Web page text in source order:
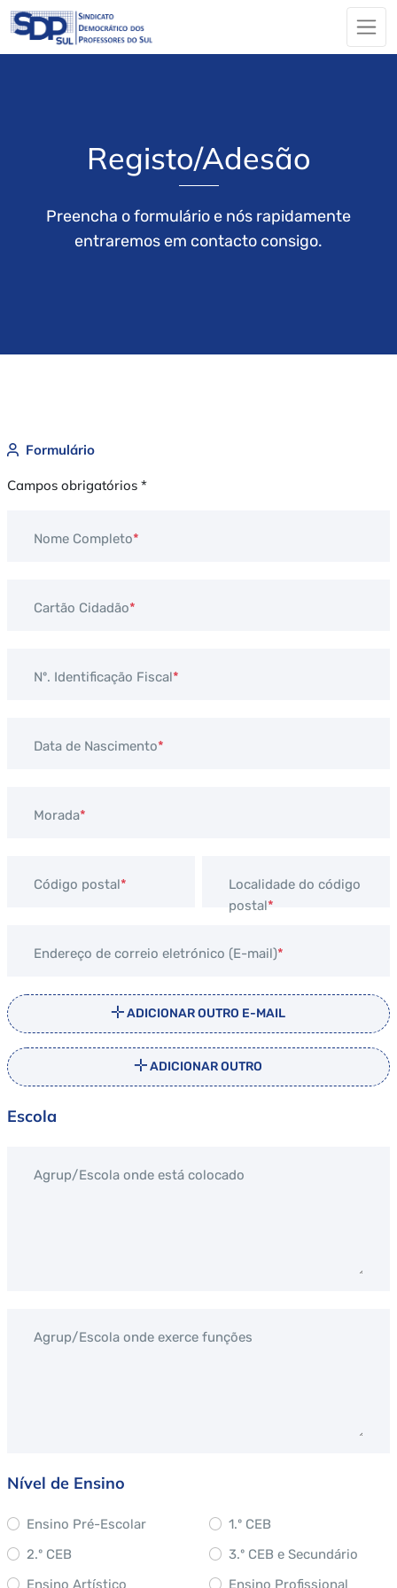
Registo/Adesão
Preencha o formulário e nós rapidamente
entraremos em contacto consigo.
Formulário
Campos obrigatórios *
Nome Completo
Cartão Cidadão
Nº. Identificação Fiscal
Data de Nascimento
Morada
Código postal
Localidade do código
postal
Endereço de correio eletrónico (E-mail)
ADICIONAR OUTRO E-MAIL
ADICIONAR OUTRO
Escola
Agrup/Escola onde está colocado
Agrup/Escola onde exerce funções
Nível de Ensino
Ensino Pré-Escolar
1.º CEB
2.º CEB
3.º CEB e Secundário
Ensino Artístico
Ensino Profissional